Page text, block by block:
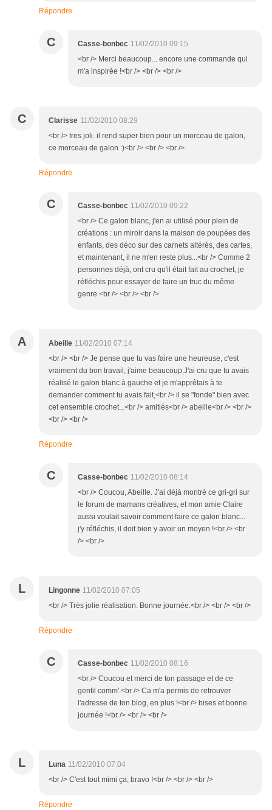
Répondre
C Casse-bonbec 11/02/2010 09:15
<br /> Merci beaucoup... encore une commande qui
m'a inspirée !<br /> <br /> <br />
C Clarisse 11/02/2010 08:29
<br /> tres joli. il rend super bien pour un morceau de galon,
ce morceau de galon :)<br /> <br /> <br />
Répondre
C Casse-bonbec 11/02/2010 09:22
<br /> Ce galon blanc, j'en ai utilisé pour plein de
créations : un miroir dans la maison de poupées des
enfants, des déco sur des carnets altérés, des cartes,
et maintenant, il ne m'en reste plus...<br /> Comme 2
personnes déjà, ont cru qu'il était fait au crochet, je
réfléchis pour essayer de faire un truc du même
genre.<br /> <br /> <br />
A Abeille 11/02/2010 07:14
<br /> <br /> Je pense que tu vas faire une heureuse, c'est
vraiment du bon travail, j'aime beaucoup.J'ai cru que tu avais
réalisé le galon blanc à gauche et je m'apprêtais à te
demander comment tu avais fait,<br /> il se "fonde" bien avec
cet ensemble crochet...<br /> amitiés<br /> abeille<br /> <br />
<br /> <br />
Répondre
C Casse-bonbec 11/02/2010 08:14
<br /> Coucou, Abeille. J'ai déjà montré ce gri-gri sur
le forum de mamans créatives, et mon amie Claire
aussi voulait savoir comment faire ce galon blanc...
j'y réfléchis, il doit bien y avoir un moyen !<br /> <br
/> <br />
L Lingonne 11/02/2010 07:05
<br /> Très jolie réalisation. Bonne journée.<br /> <br /> <br />
Répondre
C Casse-bonbec 11/02/2010 08:16
<br /> Coucou et merci de ton passage et de ce
gentil comm'.<br /> Ca m'a permis de retrouver
l'adresse de ton blog, en plus !<br /> bises et bonne
journée !<br /> <br /> <br />
L Luna 11/02/2010 07:04
<br /> C'est tout mimi ça, bravo !<br /> <br /> <br />
Répondre